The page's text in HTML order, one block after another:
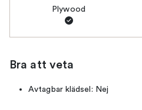
Plywood
Bra att veta
Avtagbar klädsel: Nej